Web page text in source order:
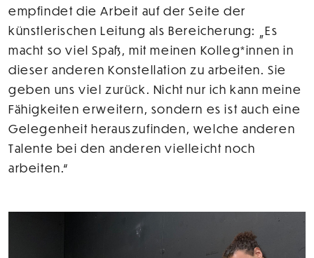
empfindet die Arbeit auf der Seite der
künstlerischen Leitung als Bereicherung: „Es
macht so viel Spaß, mit meinen Kolleg*innen in
dieser anderen Konstellation zu arbeiten. Sie
geben uns viel zurück. Nicht nur ich kann meine
Fähigkeiten erweitern, sondern es ist auch eine
Gelegenheit herauszufinden, welche anderen
Talente bei den anderen vielleicht noch
arbeiten.“